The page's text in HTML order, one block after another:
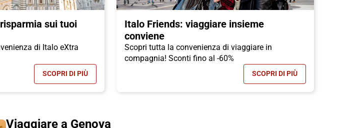
PER I TUOI VIAGGI
sui tuoi
di Italo eXtra
SCOPRI DI PIÙ- EXTRA MAGIC -70%, RISPARMIA SUI TUOI VIAGGI
Italo Friends: viaggiare insieme
conviene
Scopri tutta la convenienza di viaggiare in
compagnia! Sconti fino al -60%
SCOPRI DI PIÙ- ITALO FRIENDS:
Viaggiare a Genova